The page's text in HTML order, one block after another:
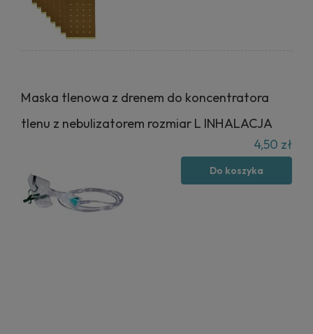
Maska tlenowa z drenem do koncentratora
tlenu z nebulizatorem rozmiar L INHALACJA
4,50 zł
Do koszyka